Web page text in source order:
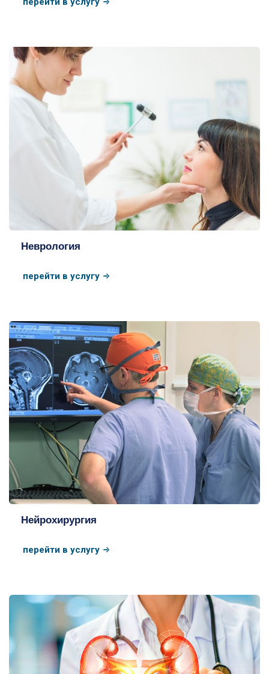
Неврология
перейти в услугу
Нейрохирургия
перейти в услугу